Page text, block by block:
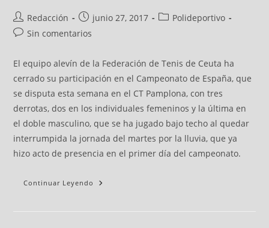
Redacción junio 27, 2017
Polideportivo
Sin comentarios
El equipo alevín de la Federación de Tenis de Ceuta ha
cerrado su participación en el Campeonato de España, que
se disputa esta semana en el CT Pamplona, con tres
derrotas, dos en los individuales femeninos y la última en
el doble masculino, que se ha jugado bajo techo al quedar
interrumpida la jornada del martes por la lluvia, que ya
hizo acto de presencia en el primer día del campeonato.
Continuar Leyendo